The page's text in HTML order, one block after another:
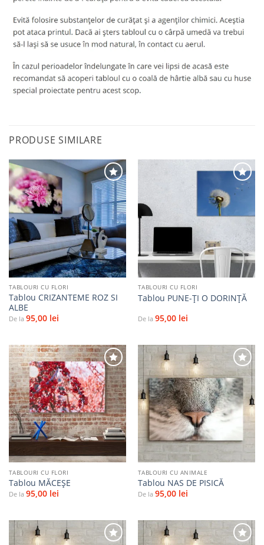
PRODUSE SIMILARE
Adaugă
la
favorite
TABLOURI CU FLORI
Tablou CRIZANTEME ROZ SI
ALBE
De la 95,00 lei
Adaugă
la
TABLOURI CU FLORI
Tablou PUNE-ŢI O DORINŢĂ
De la 95,00 lei
Adaugă
la
favorite
TABLOURI CU FLORI
Tablou MĂCEŞE
De la 95,00 lei
Adaugă
la
favorite
TABLOURI CU ANIMALE
Tablou NAS DE PISICĂ
De la 95,00 lei